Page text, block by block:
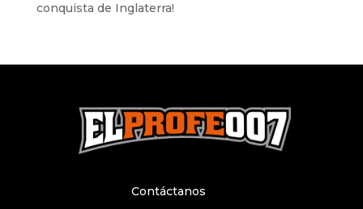
conquista de Inglaterra!
Contáctanos